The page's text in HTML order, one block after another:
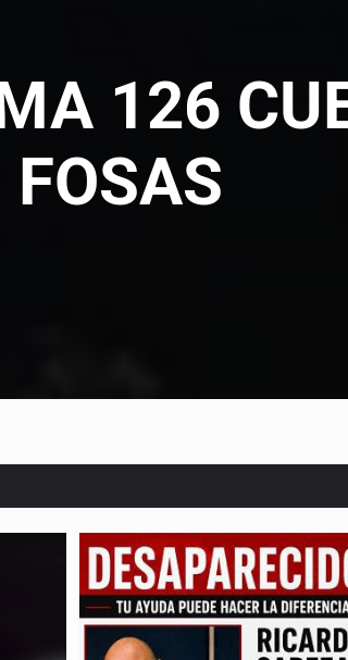
126
FOSAS
simple